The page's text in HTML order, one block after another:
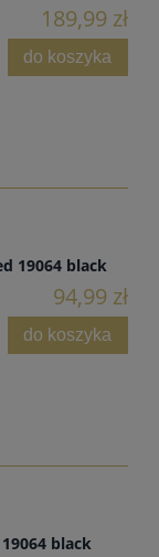
189,99 zł
do koszyka
19064 black
94,99 zł
do koszyka
black